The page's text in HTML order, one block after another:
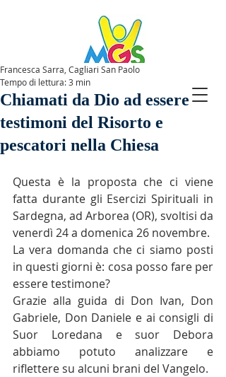
SPAZIOMGS
Chiamati da Dio ad essere
testimoni del Risorto e
pescatori nella Chiesa
Francesca Sarra, Cagliari San Paolo
Tempo di lettura: 3 min
Questa è la proposta che ci viene
fatta durante gli Esercizi Spirituali in
Sardegna, ad Arborea (OR), svoltisi da
venerdì 24 a domenica 26 novembre.
La vera domanda che ci siamo posti
in questi giorni è: cosa posso fare per
essere testimone?
Grazie alla guida di Don Ivan, Don
Gabriele, Don Daniele e ai consigli di
Suor Loredana e suor Debora
abbiamo potuto analizzare e
riflettere su alcuni brani del Vangelo.